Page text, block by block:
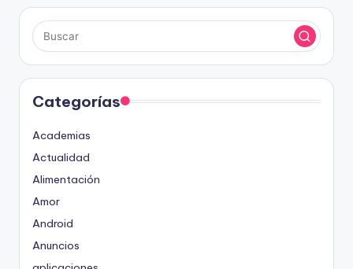
Categorías
Academias
Actualidad
Alimentación
Amor
Android
Anuncios